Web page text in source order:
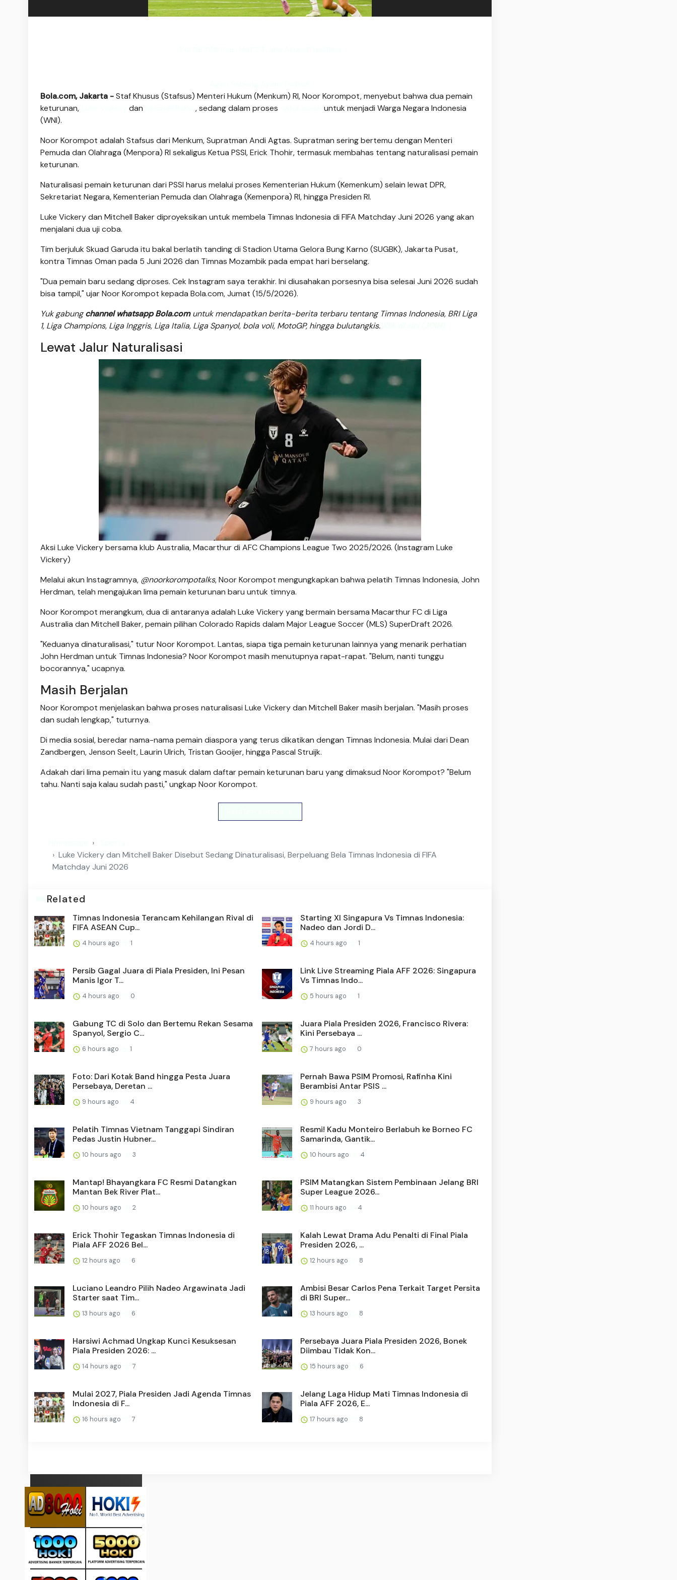
Bola.com, Jakarta -Staf Khusus (Stafsus) Menteri Hukum (Menkum) RI, Noor Korompot, menyebut bahwa dua pemain
keturunan,
dan , sedang dalam proses
untuk menjadi Warga Negara Indonesia
(WNI).
Noor Korompot adalah Stafsus dari Menkum, Supratman Andi Agtas. Supratman sering bertemu dengan Menteri
Pemuda dan Olahraga (Menpora) RI sekaligus Ketua PSSI, Erick Thohir, termasuk membahas tentang naturalisasi pemain
keturunan.
Naturalisasi pemain keturunan dari PSSI harus melalui proses Kementerian Hukum (Kemenkum) selain lewat DPR,
Sekretariat Negara, Kementerian Pemuda dan Olahraga (Kemenpora) RI, hingga Presiden RI.
Luke Vickery dan Mitchell Baker diproyeksikan untuk membela Timnas Indonesia di FIFA Matchday Juni 2026 yang akan
menjalani dua uji coba.
Tim berjuluk Skuad Garuda itu bakal berlatih tanding di Stadion Utama Gelora Bung Karno (SUGBK), Jakarta Pusat,
kontra Timnas Oman pada 5 Juni 2026 dan Timnas Mozambik pada empat hari berselang.
"Dua pemain baru sedang diproses. Cek Instagram saya terakhir. Ini diusahakan porsesnya bisa selesai Juni 2026 sudah
bisa tampil," ujar Noor Korompot kepada Bola.com, Jumat (15/5/2026).
Yuk gabungchannel whatsapp Bola.comuntuk mendapatkan berita-berita terbaru tentang Timnas Indonesia, BRI Liga
1, Liga Champions, Liga Inggris, Liga Italia, Liga Spanyol, bola voli, MotoGP, hingga bulutangkis.
Lewat Jalur Naturalisasi
Aksi Luke Vickery bersama klub Australia, Macarthur di AFC Champions League Two 2025/2026. (Instagram Luke
Vickery)
Melalui akun Instagramnya, @noorkorompotalks, Noor Korompot mengungkapkan bahwa pelatih Timnas Indonesia, John
Herdman, telah mengajukan lima pemain keturunan baru untuk timnya.
Noor Korompot merangkum, dua di antaranya adalah Luke Vickery yang bermain bersama Macarthur FC di Liga
Australia dan Mitchell Baker, pemain pilihan Colorado Rapids dalam Major League Soccer (MLS) SuperDraft 2026.
"Keduanya dinaturalisasi," tutur Noor Korompot. Lantas, siapa tiga pemain keturunan lainnya yang menarik perhatian
John Herdman untuk Timnas Indonesia? Noor Korompot masih menutupnya rapat-rapat. "Belum, nanti tunggu
bocorannya," ucapnya.
Masih Berjalan
Noor Korompot menjelaskan bahwa proses naturalisasi Luke Vickery dan Mitchell Baker masih berjalan. "Masih proses
dan sudah lengkap," tuturnya.
Di media sosial, beredar nama-nama pemain diaspora yang terus dikatikan dengan Timnas Indonesia. Mulai dari Dean
Zandbergen, Jenson Seelt, Laurin Ulrich, Tristan Gooijer, hingga Pascal Struijk.
Adakah dari lima pemain itu yang masuk dalam daftar pemain keturunan baru yang dimaksud Noor Korompot? "Belum
tahu. Nanti saja kalau sudah pasti," ungkap Noor Korompot.
Luke Vickery dan Mitchell Baker Disebut Sedang Dinaturalisasi, Berpeluang Bela Timnas Indonesia di FIFA
Matchday Juni 2026
Related
Timnas Indonesia Terancam Kehilangan Rival di
FIFA ASEAN Cup...
4 hours ago 1
Starting XI Singapura Vs Timnas Indonesia:
Nadeo dan Jordi D...
4 hours ago 1
Persib Gagal Juara di Piala Presiden, Ini Pesan
Manis Igor T...
4 hours ago 0
Link Live Streaming Piala AFF 2026: Singapura
Vs Timnas Indo...
5 hours ago 1
Gabung TC di Solo dan Bertemu Rekan Sesama
Spanyol, Sergio C...
6 hours ago 1
Juara Piala Presiden 2026, Francisco Rivera:
Kini Persebaya ...
7 hours ago 0
Foto: Dari Kotak Band hingga Pesta Juara
Persebaya, Deretan ...
9 hours ago 4
Pernah Bawa PSIM Promosi, Rafinha Kini
Berambisi Antar PSIS ...
9 hours ago 3
Pelatih Timnas Vietnam Tanggapi Sindiran
Pedas Justin Hubner...
10 hours ago 3
Resmi! Kadu Monteiro Berlabuh ke Borneo FC
Samarinda, Gantik...
10 hours ago 4
Mantap! Bhayangkara FC Resmi Datangkan
Mantan Bek River Plat...
10 hours ago 2
PSIM Matangkan Sistem Pembinaan Jelang BRI
Super League 2026...
11 hours ago 4
Erick Thohir Tegaskan Timnas Indonesia di
Piala AFF 2026 Bel...
12 hours ago 6
Kalah Lewat Drama Adu Penalti di Final Piala
Presiden 2026, ...
12 hours ago 8
Luciano Leandro Pilih Nadeo Argawinata Jadi
Starter saat Tim...
13 hours ago 6
Ambisi Besar Carlos Pena Terkait Target Persita
di BRI Super...
13 hours ago 8
Harsiwi Achmad Ungkap Kunci Kesuksesan
Piala Presiden 2026: ...
14 hours ago 7
Persebaya Juara Piala Presiden 2026, Bonek
Diimbau Tidak Kon...
15 hours ago 6
Mulai 2027, Piala Presiden Jadi Agenda Timnas
Indonesia di F...
16 hours ago 7
Jelang Laga Hidup Mati Timnas Indonesia di
Piala AFF 2026, E...
17 hours ago 8